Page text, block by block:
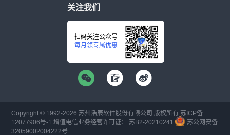
关注我们
扫码关注公众号
每月领专属优惠
Copyright © 1992-2026 苏州浩辰软件股份有限公司 版权所有 苏ICP备
12077906号-1 增值电信业务经营许可证： 苏B2-20210241
苏公网安备
32059002004222号